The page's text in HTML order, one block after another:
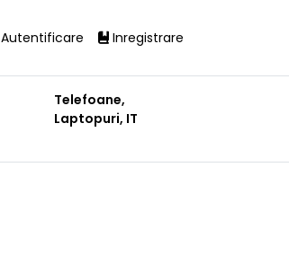
Autentificare Inregistrare
Telefoane,
Laptopuri, IT